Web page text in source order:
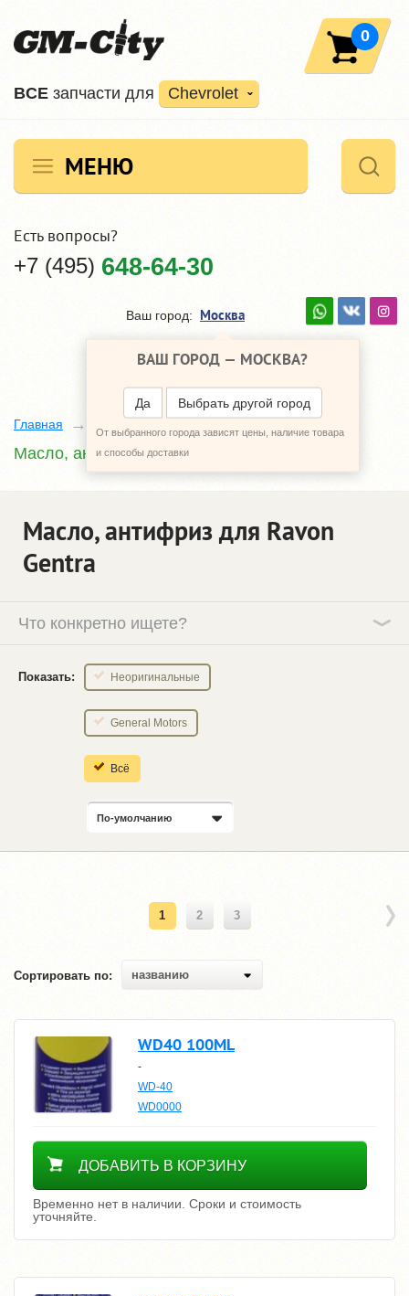
ВCE запчасти для Chevrolet
0
МЕНЮ
Есть вопросы?
+7 (495) 648-64-30
Ваш город: Москва
ВАШ ГОРОД — МОСКВА?
Да Выбрать другой город
От выбранного города зависят цены, наличие товара
и способы доставки
Главная
Масло, антифриз
Масло, антифриз для Ravon
Gentra
Что конкретно ищете?
Показать: Неоригинальные
General Motors
Всё
По-умолчанию
1 2 3
Сортировать по: названию
WD40 100ML
-
WD-40
WD0000
Уточнить цену
ДОБАВИТЬ В КОРЗИНУ
Временно нет в наличии. Сроки и стоимость
уточняйте.